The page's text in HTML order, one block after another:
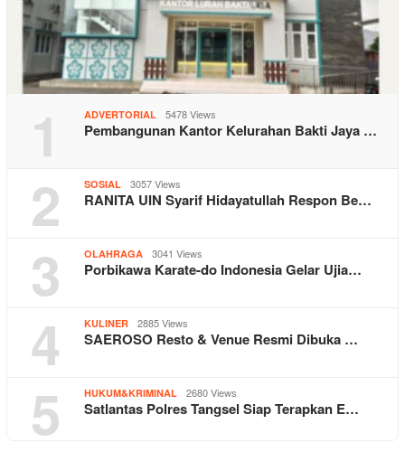
1 ADVERTORIAL 5478 Views
Pembangunan Kantor Kelurahan Bakti Jaya …
2 SOSIAL 3057 Views
RANITA UIN Syarif Hidayatullah Respon Be…
3 OLAHRAGA 3041 Views
Porbikawa Karate-do Indonesia Gelar Ujia…
4 KULINER 2885 Views
SAEROSO Resto & Venue Resmi Dibuka …
5 HUKUM&KRIMINAL 2680 Views
Satlantas Polres Tangsel Siap Terapkan E…